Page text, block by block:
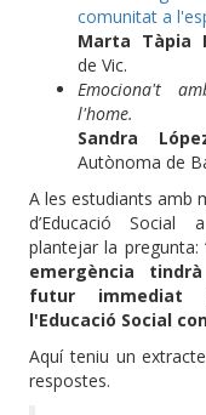
comunitat a
Marta Tàpia
de Vic.
Emociona't
l'home.
Sandra
Autònoma de
A les estudiants amb
d’Educació
plantejar la pregunta:
emergència
futur immediat
l'Educació Social
Aquí teniu un
respostes.